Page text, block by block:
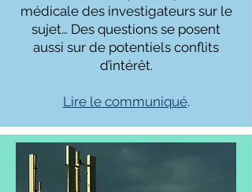
médicale des investigateurs sur le
sujet… Des questions se posent
aussi sur de potentiels conflits
d’intérêt.
Lire le communiqué.